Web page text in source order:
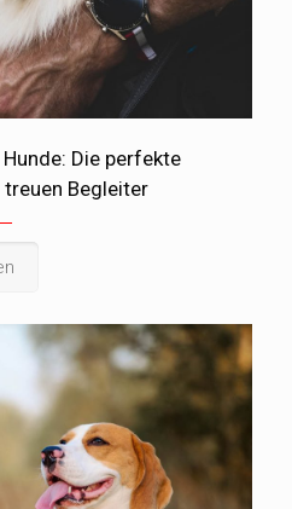
Die perfekte
Begleiter